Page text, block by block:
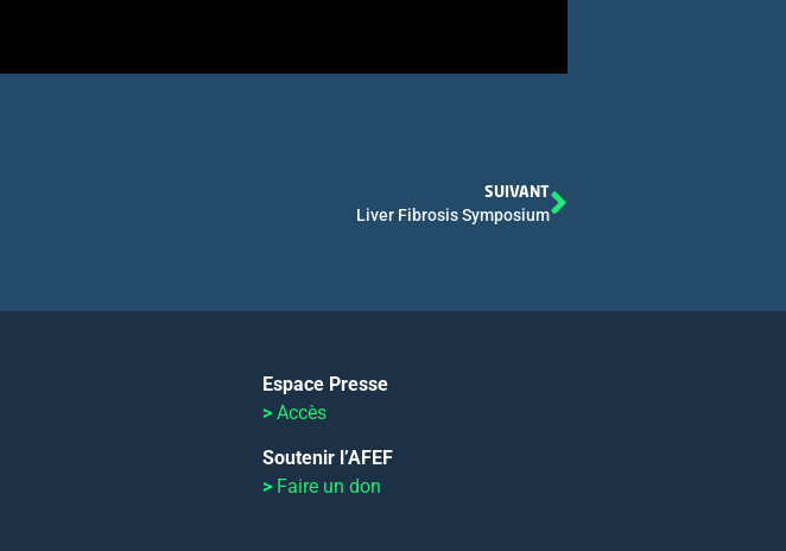
SUIVANT
Liver Fibrosis Symposium
Espace Presse
>Accès
Soutenir l’AFEF
> Faire un don